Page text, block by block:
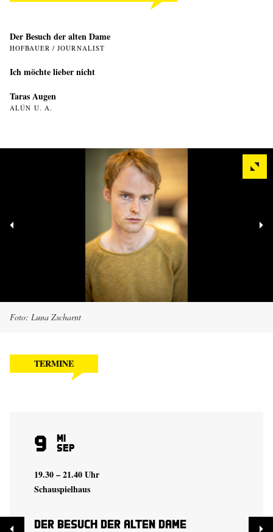
Der Besuch der alten Dame
HOFBAUER / JOURNALIST
Ich möchte lieber nicht
Taras Augen
ALÚN U. A.
Foto: Luna Zscharnt
TERMINE
9 Mi
Sep
19.30 – 21.40 Uhr
Schauspielhaus
Der Besuch der alten Dame